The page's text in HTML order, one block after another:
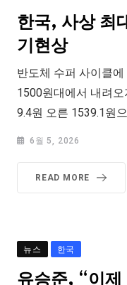
한국, 사상 최
기현상
반도체 수퍼 사이클에
1500원대에서 내려
9.4원 오른 1539.1원
6월 5, 2026
READ MORE
뉴스 한국
유승준, “이